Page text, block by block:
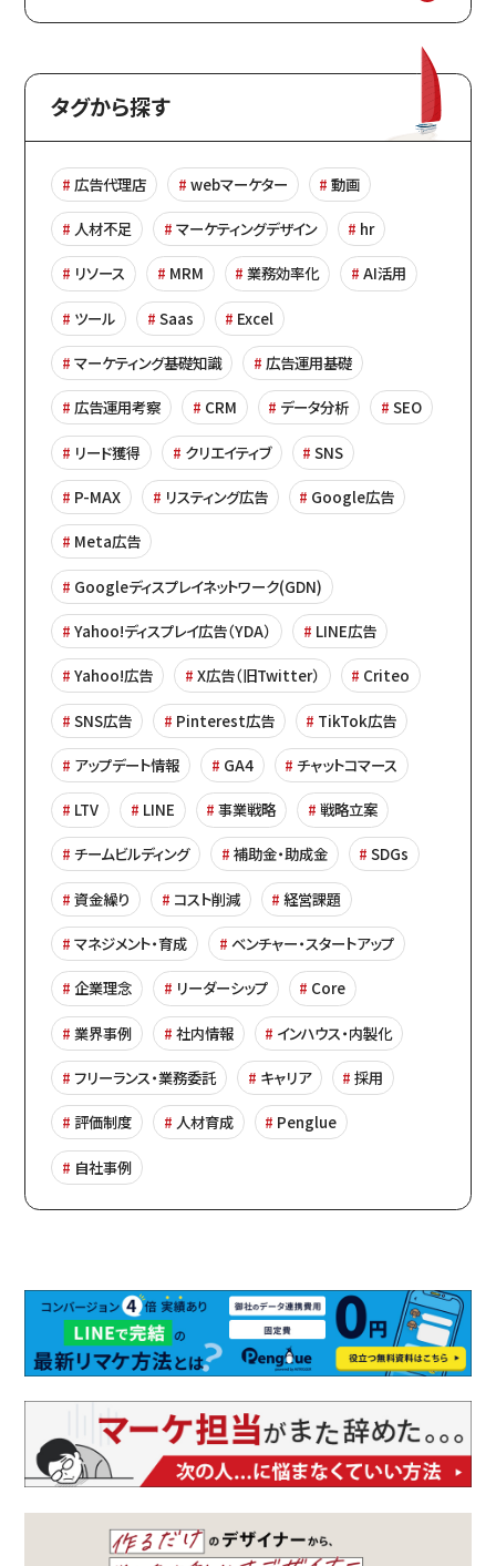
タグから探す
広告代理店 webマーケター 動画
人材不足 マーケティングデザイン hr
リソース MRM 業務効率化 AI活用
ツール Saas Excel
マーケティング基礎知識 広告運用基礎
広告運用考察 CRM データ分析 SEO
リード獲得 クリエイティブ SNS
P-MAX リスティング広告 Google広告
Meta広告
Googleディスプレイネットワーク(GDN)
Yahoo!ディスプレイ広告（YDA） LINE広告
Yahoo!広告 X広告（旧Twitter） Criteo
SNS広告 Pinterest広告 TikTok広告
アップデート情報 GA4 チャットコマース
LTV LINE 事業戦略 戦略立案
チームビルディング 補助金・助成金 SDGs
資金繰り コスト削減 経営課題
マネジメント・育成 ベンチャー・スタートアップ
企業理念 リーダーシップ Core
業界事例 社内情報 インハウス・内製化
フリーランス・業務委託 キャリア 採用
評価制度 人材育成 Penglue
自社事例